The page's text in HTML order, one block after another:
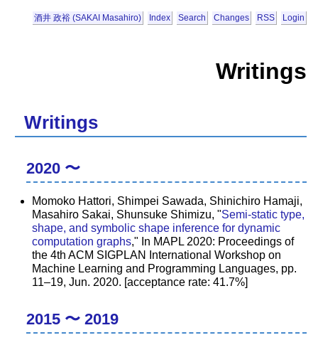
酒井 政裕 (SAKAI Masahiro) Index Search Changes RSS Login
Writings
Writings
2020 〜
Momoko Hattori, Shimpei Sawada, Shinichiro Hamaji,
Masahiro Sakai, Shunsuke Shimizu, "Semi-static type,
shape, and symbolic shape inference for dynamic
computation graphs," In MAPL 2020: Proceedings of
the 4th ACM SIGPLAN International Workshop on
Machine Learning and Programming Languages, pp.
11–19, Jun. 2020. [acceptance rate: 41.7%]
2015 〜 2019